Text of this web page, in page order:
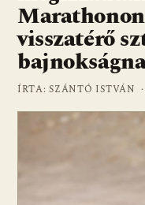
visszatérő
ÍRTA: SZÁNTÓ ISTVÁN